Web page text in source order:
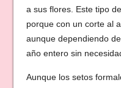
a sus flores. Este tipo
porque con un corte al
aunque dependiendo
año entero sin
Aunque los setos